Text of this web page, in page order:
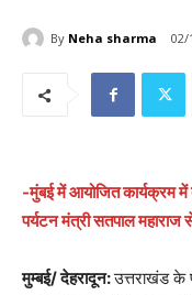
By Neha sharma 02/
-मुंबई में आयोजित कार्यक्रम में
पर्यटन मंत्री सतपाल महाराज
मुम्बई/ देहरादून:उत्तराखंड के